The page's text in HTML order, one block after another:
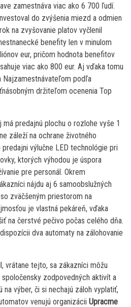
zamestnáva viac ako 6 700 ľudí.
do zvýšenia miezd a odmien
na zvyšovanie platov vyčlenil
benefity len v minulom
eur, pričom hodnota benefitov
viac ako 800 eur. Aj vďaka tomu
Najzamestnávateľom podľa
držiteľom ocenenia Top
predajnú plochu o rozlohe vyše 1
záleží na ochrane životného
výlučne LED technológie pri
ktorých výhodou je úspora
pre personál. Okrem
nájdu aj 6 samoobslužných
zväčšeným priestorom na
je vlastná pekáreň, vďaka
na čerstvé pečivo počas celého dňa.
dva automaty na zálohovanie
vrátane tejto, sa zákazníci môžu
zodpovedných aktivít a
výber, či si nechajú záloh vyplatiť,
venujú organizácii Upracme